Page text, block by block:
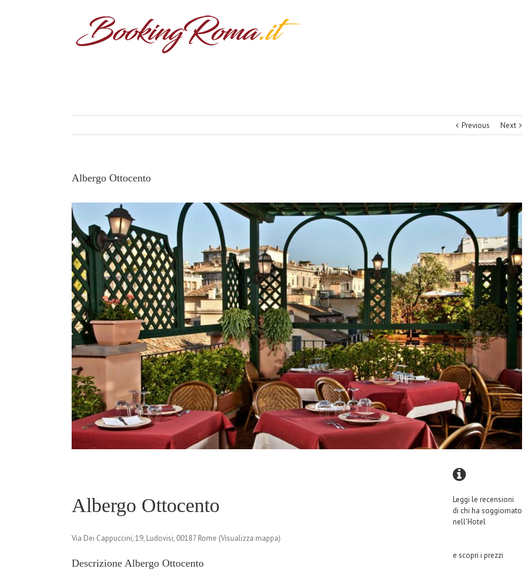
Previous Next
Albergo Ottocento
View
Larger
Image
Leggi le recensioni
di chi ha soggiornato
nell'Hotel
e scopri i prezzi
Albergo Ottocento
Via Dei Cappuccini, 19, Ludovisi, 00187 Rome (Visualizza mappa)
Descrizione Albergo Ottocento